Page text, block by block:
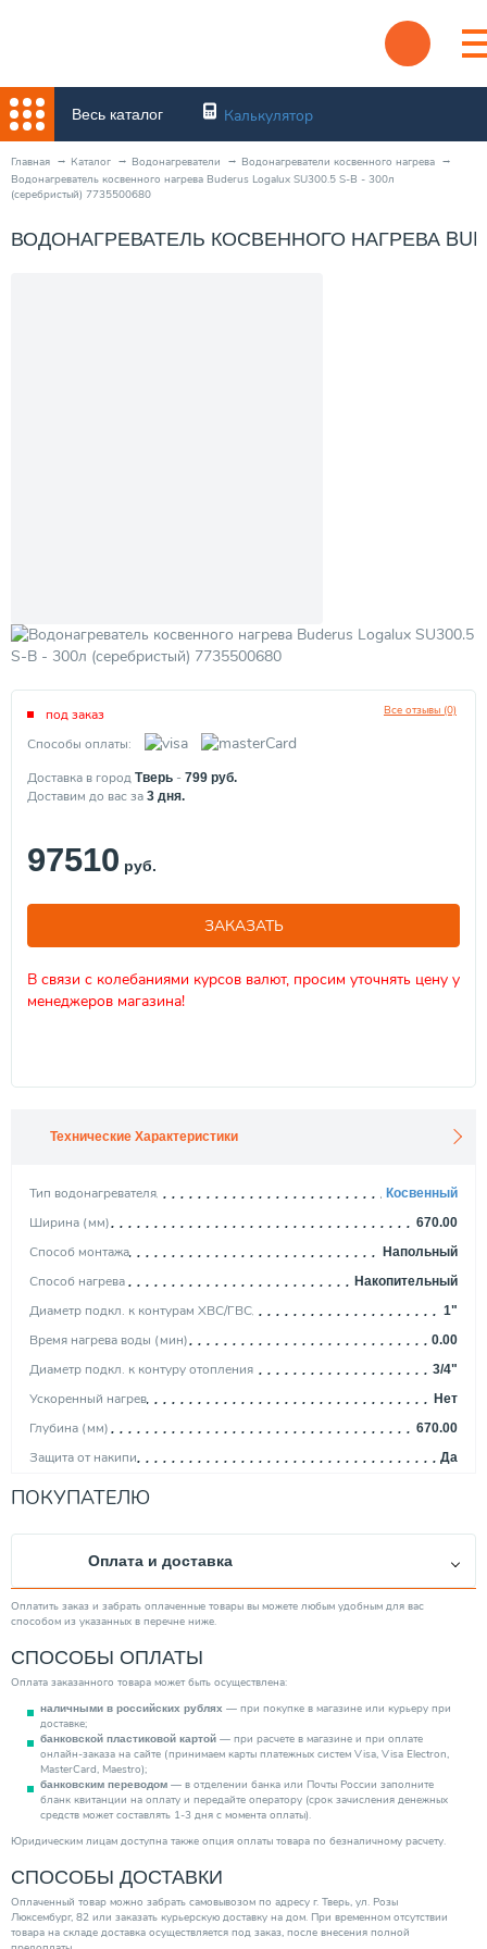
Весь каталог Калькулятор
Главная Каталог Водонагреватели
Водонагреватели косвенного нагрева
Водонагреватель косвенного нагрева Buderus Logalux SU300.5 S-B - 300л
(серебристый) 7735500680
ВОДОНАГРЕВАТЕЛЬ КОСВЕННОГО НАГРЕВА
Все отзывы (0)
под заказ
Способы оплаты:
Доставка в город Тверь - 799 руб.
Доставим до вас за 3 дня.
97510 руб.
ЗАКАЗАТЬ
В связи с колебаниями курсов валют, просим уточнять цену у
менеджеров магазина!
Технические Характеристики
Тип водонагревателя Косвенный
Ширина (мм) 670.00
Способ монтажа Напольный
Способ нагрева Накопительный
Диаметр подкл. к контурам ХВС/ГВС 1"
Время нагрева воды (мин) 0.00
Диаметр подкл. к контуру отопления 3/4"
Ускоренный нагрев Нет
Глубина (мм) 670.00
Защита от накипи Да
Вес товара, нетто (кг)
Исполнение Вертикальный
Объем (л)
Внутр. бак
Рециркуляция
Дисплей
Производитель Buderus
Управление
Страна производитель Германия
Максимальная температура нагрева (°С) 95.00
Высота (мм)
Нагревательный элемент Теплообменник (ТЭН опционально)
Категория Водонагреватели
ПОКУПАТЕЛЮ
Оплата и доставка
Оплатить заказ и забрать оплаченные товары вы можете любым удобным для вас
способом из указанных в перечне ниже.
СПОСОБЫ ОПЛАТЫ
Оплата заказанного товара может быть осуществлена:
наличными в российских рублях — при покупке в магазине или курьеру при
доставке;
банковской пластиковой картой — при расчете в магазине и при оплате
онлайн-заказа на сайте (принимаем карты платежных систем Visa, Visa Electron,
MasterCard, Maestro);
банковским переводом — в отделении банка или Почты России заполните
бланк квитанции на оплату и передайте оператору (срок зачисления денежных
средств может составлять 1-3 дня с момента оплаты).
Юридическим лицам доступна также опция оплаты товара по безналичному расчету.
СПОСОБЫ ДОСТАВКИ
Оплаченный товар можно забрать самовывозом по адресу г. Тверь, ул. Розы
Люксембург, 82 или заказать курьерскую доставку на дом. При временном отсутствии
товара на складе доставка осуществляется под заказ, после внесения полной